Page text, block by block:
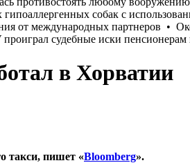
в Хорватии
такси, пишет «Bloomberg».